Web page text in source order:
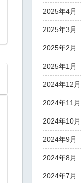
2025年4月
2025年3月
2025年2月
2025年1月
2024年12月
2024年11月
2024年10月
2024年9月
2024年8月
2024年7月